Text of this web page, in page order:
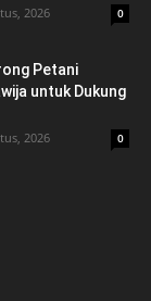
2026 0
Petani
untuk Dukung
2026 0